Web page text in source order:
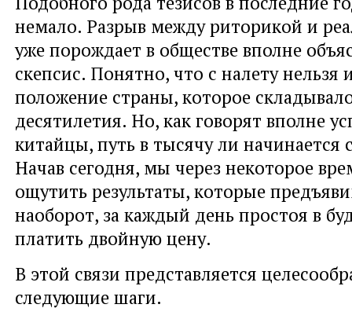
немало. Разрыв между риторикой и
уже порождает в обществе вполне
скепсис. Понятно, что с налету нельзя
положение страны, которое
десятилетия. Но, как говорят вполне
китайцы, путь в тысячу ли начинается
Начав сегодня, мы через некоторое
ощутить результаты, которые
наоборот, за каждый день простоя в
платить двойную цену.
В этой связи представляется
следующие шаги.